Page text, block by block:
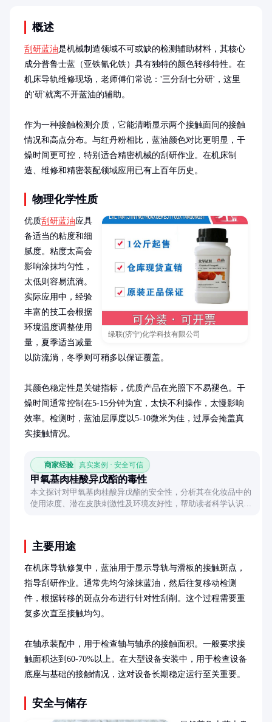
概述
刮研蓝油是机械制造领域不可或缺的检测辅助材料，其核心
成分普鲁士蓝（亚铁氰化铁）具有独特的颜色转移特性。在
机床导轨维修现场，老师傅们常说：'三分刮七分研'，这里
的'研'就离不开蓝油的辅助。
作为一种接触检测介质，它能清晰显示两个接触面间的接触
情况和高点分布。与红丹粉相比，蓝油颜色对比更明显，干
燥时间更可控，特别适合精密机械的刮研作业。在机床制
造、维修和精密装配领域应用已有上百年历史。
物理化学性质
绿联(济宁)化学科技有限公司
优质刮研蓝油应具
备适当的粘度和细
腻度。粘度太高会
影响涂抹均匀性，
太低则容易流淌。
实际应用中，经验
丰富的技工会根据
环境温度调整使用
量，夏季适当减量
以防流淌，冬季则可稍多以保证覆盖。
其颜色稳定性是关键指标，优质产品在光照下不易褪色。干
燥时间通常控制在5-15分钟为宜，太快不利操作，太慢影响
效率。检测时，蓝油层厚度以5-10微米为佳，过厚会掩盖真
实接触情况。
商家经验 真实案例 · 安全可信
甲氧基肉桂酸异戊酯的毒性
本文探讨对甲氧基肉桂酸异戊酯的安全性，分析其在化妆品中的
使用浓度、潜在皮肤刺激性及环境友好性，帮助读者科学认识该
主要用途
在机床导轨修复中，蓝油用于显示导轨与滑板的接触斑点，
指导刮研作业。通常先均匀涂抹蓝油，然后往复移动检测
件，根据转移的斑点分布进行针对性刮削。这个过程需要重
复多次直至接触均匀。
在轴承装配中，用于检查轴与轴承的接触面积。一般要求接
触面积达到60-70%以上。在大型设备安装中，用于检查设备
底座与基础的接触情况，这对设备长期稳定运行至关重要。
安全与储存